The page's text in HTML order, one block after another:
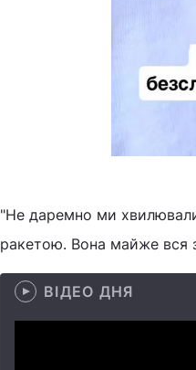
"Не даремно ми
ракетою. Вона майже вся
ВІДЕО ДНЯ